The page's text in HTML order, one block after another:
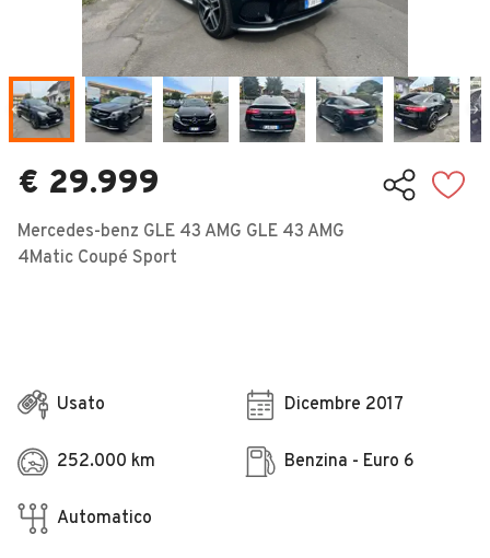
Camper
Veicoli Commerciali
Concessionari
€ 29.999
Mercedes-benz GLE 43 AMG GLE 43 AMG
4Matic Coupé Sport
Usato Dicembre 2017
252.000 km Benzina - Euro 6
Automatico